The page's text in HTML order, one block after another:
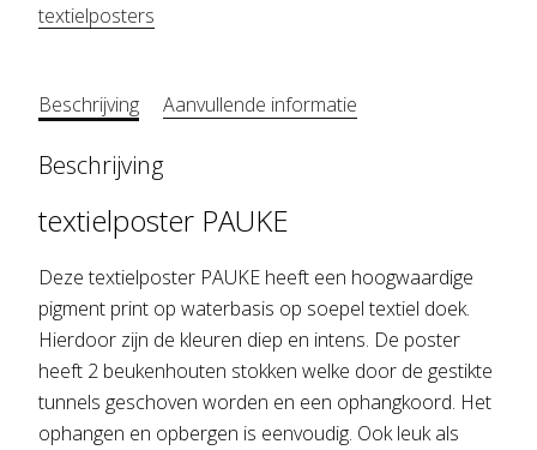
textielposters
Beschrijving Aanvullende informatie
Beschrijving
textielposter PAUKE
Deze textielposter PAUKE heeft een hoogwaardige
pigment print op waterbasis op soepel textiel doek.
Hierdoor zijn de kleuren diep en intens. De poster
heeft 2 beukenhouten stokken welke door de gestikte
tunnels geschoven worden en een ophangkoord. Het
ophangen en opbergen is eenvoudig. Ook leuk als